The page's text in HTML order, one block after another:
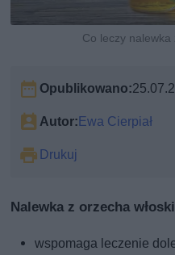
Co leczy nalewka
Opublikowano:
Autor:Ewa Cierpiał
Drukuj
Nalewka z orzecha
wspomaga leczenie